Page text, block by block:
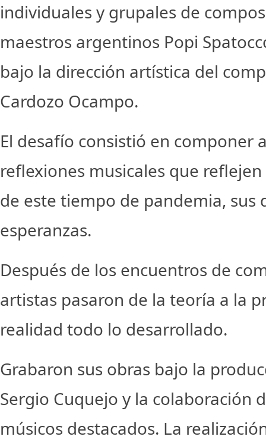
individuales y grupales de
maestros argentinos Popi
bajo la dirección artística del
Cardozo Ocampo.
El desafío consistió en componer
reflexiones musicales que
de este tiempo de pandemia, sus
esperanzas.
Después de los encuentros de
artistas pasaron de la teoría a la
realidad todo lo desarrollado.
Grabaron sus obras bajo la
Sergio Cuquejo y la colaboración
músicos destacados. La